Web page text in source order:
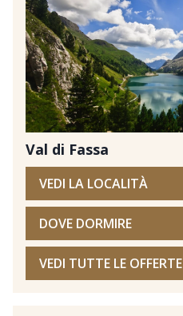
Val di Fassa
VEDI LA LOCALITÀ
DOVE DORMIRE
VEDI TUTTE LE OFFERTE